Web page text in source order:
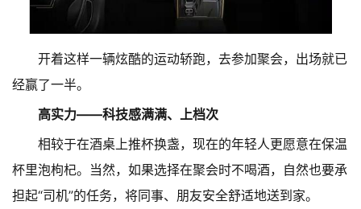
开着这样一辆炫酷的运动轿跑，去参加聚会，出场就已
经赢了一半。
高实力——科技感满满、上档次
相较于在酒桌上推杯换盏，现在的年轻人更愿意在保温
杯里泡枸杞。当然，如果选择在聚会时不喝酒，自然也要承
担起“司机”的任务，将同事、朋友安全舒适地送到家。